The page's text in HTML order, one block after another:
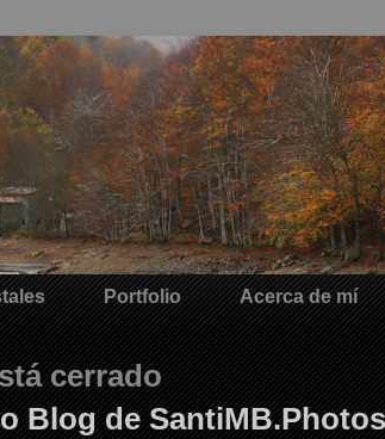
Portfolio Acerca de mí
cerrado
Blog de